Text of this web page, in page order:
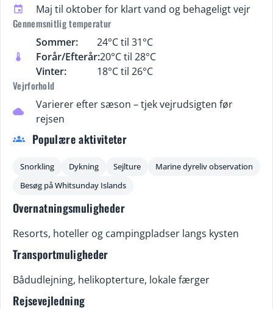
event
Maj til oktober for klart vand og behageligt vejr
Gennemsnitlig temperatur
thermostat
Sommer:
24°C til 31°C
Forår/Efterår:20°C til 28°C
Vinter:
18°C til 26°C
Vejrforhold
cloud
Varierer efter sæson – tjek vejrudsigten før
rejsen
groups Populære aktiviteter
Snorkling Dykning Sejlture
Marine dyreliv observation
Besøg på Whitsunday Islands
Overnatningsmuligheder
Resorts, hoteller og campingpladser langs kysten
Transportmuligheder
Bådudlejning, helikopterture, lokale færger
Rejsevejledning